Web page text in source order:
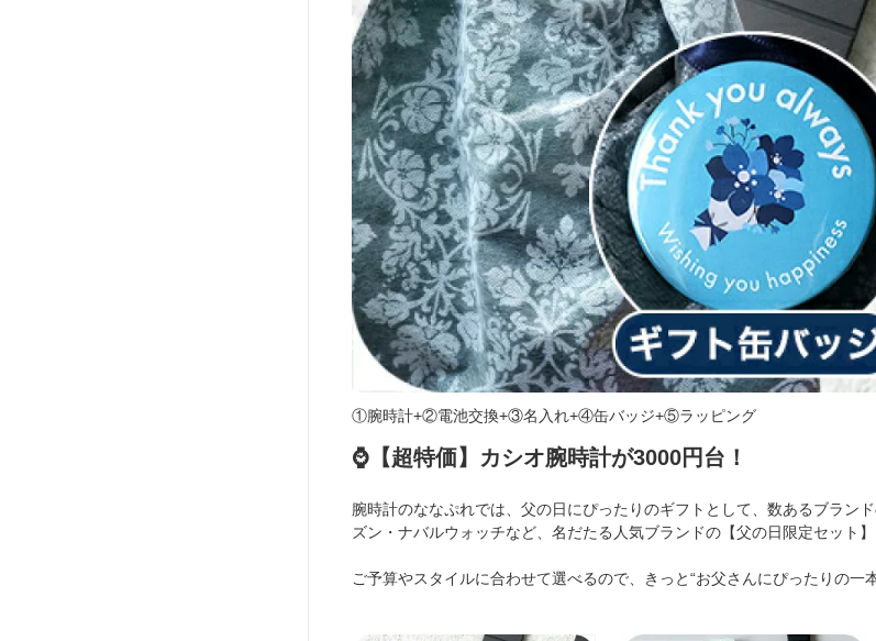
①腕時計+②電池交換+③名入れ+④缶バッジ+⑤ラッピング
⌚【超特価】カシオ腕時計が3000円台！
腕時計のななぷれでは、父の日にぴったりのギフトとして、数あるブラン
ズン・ナバルウォッチなど、名だたる人気ブランドの【父の日限定セット
ご予算やスタイルに合わせて選べるので、きっと“お父さんにぴったりの一